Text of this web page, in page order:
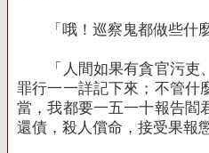
「哦！巡察鬼都做些什麼
「人間如果有貪官污吏
罪行一一詳記下來；不管什
當，我都要一五一十報告閻
還債，殺人償命，接受果報